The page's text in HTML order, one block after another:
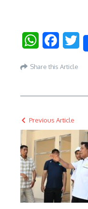
WhatsApp
Share this Article
Previous Article